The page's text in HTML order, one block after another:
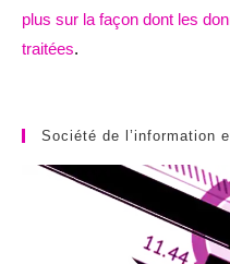
plus sur la façon dont les
traitées.
Société de l’information